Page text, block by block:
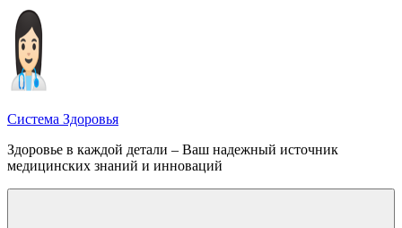
Перейти
содержимому
Система Здоровья
Здоровье в каждой детали – Ваш надежный источник
медицинских знаний и инноваций